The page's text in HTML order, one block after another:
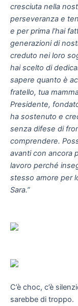
cresciuta nella
perseveranza e
e per prima l’hai
generazioni di
creduto nei loro
hai scelto di
sapere quanto è
fratello, tua
Presidente,
ha sostenuto e
senza difese di
comprendere.
avanti con ancora
lavoro perché
stesso amore per
Sara.”
C’è choc, c’è
sarebbe di troppo.